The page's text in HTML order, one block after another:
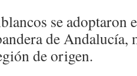
se adoptaron
de
de origen.